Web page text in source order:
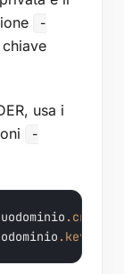
-
usa i
-
.crt
.key